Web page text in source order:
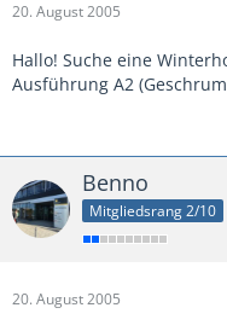
20. August 2005
Hallo! Suche eine
Ausführung A2
Benno
Mitgliedsrang 2/10
20. August 2005